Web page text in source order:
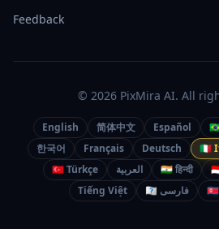
Feedback
© 2026 PixMira AI. All
English 简体中文 Español
한국어
Français Deutsch 🇮🇹
🇹🇷 Türkçe
العربية 🇮🇳 हिन्दी
Tiếng Việt
🇮🇷 فارسی